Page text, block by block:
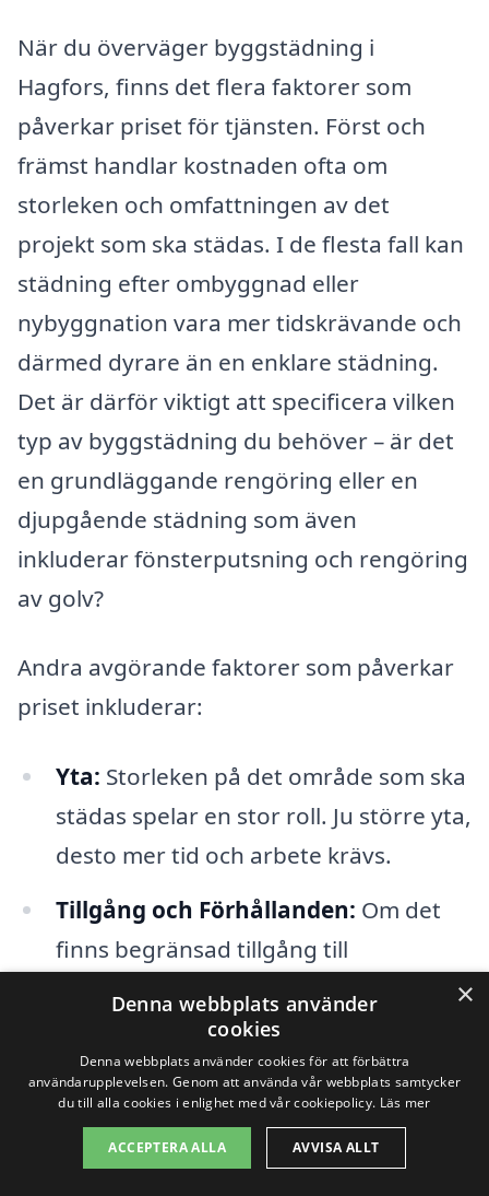
När du överväger byggstädning i
Hagfors, finns det flera faktorer som
påverkar priset för tjänsten. Först och
främst handlar kostnaden ofta om
storleken och omfattningen av det
projekt som ska städas. I de flesta fall kan
städning efter ombyggnad eller
nybyggnation vara mer tidskrävande och
därmed dyrare än en enklare städning.
Det är därför viktigt att specificera vilken
typ av byggstädning du behöver – är det
en grundläggande rengöring eller en
djupgående städning som även
inkluderar fönsterputsning och rengöring
av golv?
Andra avgörande faktorer som påverkar
priset inkluderar:
Yta: Storleken på det område som ska
städas spelar en stor roll. Ju större yta,
desto mer tid och arbete krävs.
Tillgång och Förhållanden: Om det
finns begränsad tillgång till
byggnaden, eller om det finns
speciella förhållanden som
komplicerar städningen, kan detta
påverka kostnaderna.
Material och Avfall:Olika typer av
×
Denna webbplats använder
cookies
Denna webbplats använder cookies för att förbättra
användarupplevelsen. Genom att använda vår webbplats samtycker
du till alla cookies i enlighet med vår cookiepolicy. Läs mer
ACCEPTERA ALLA AVVISA ALLT